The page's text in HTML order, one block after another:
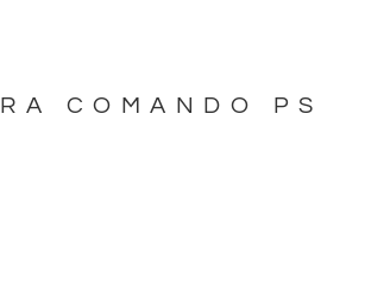
COMANDO PS